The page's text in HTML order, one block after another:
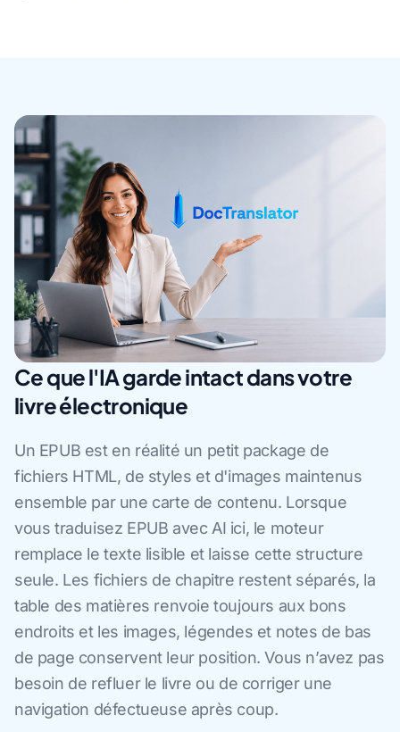
Ce que l'IA garde intact dans votre
livre électronique
Un EPUB est en réalité un petit package de
fichiers HTML, de styles et d'images maintenus
ensemble par une carte de contenu. Lorsque
vous traduisez EPUB avec AI ici, le moteur
remplace le texte lisible et laisse cette structure
seule. Les fichiers de chapitre restent séparés, la
table des matières renvoie toujours aux bons
endroits et les images, légendes et notes de bas
de page conservent leur position. Vous n’avez pas
besoin de refluer le livre ou de corriger une
navigation défectueuse après coup.